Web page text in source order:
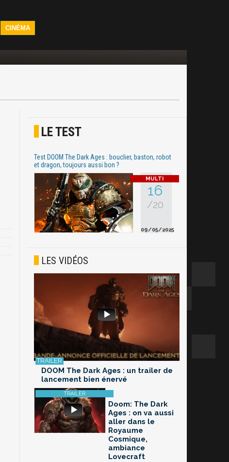
CINÉMA
LE TEST
Test DOOM The Dark Ages : bouclier, baston, robot
et dragon, toujours aussi bon ?
16
/20
09/05/2025
LES VIDÉOS
DOOM The Dark Ages : un trailer de
lancement bien énervé
Doom: The Dark
Ages : on va aussi
aller dans le
Royaume
Cosmique,
ambiance
Lovecraft